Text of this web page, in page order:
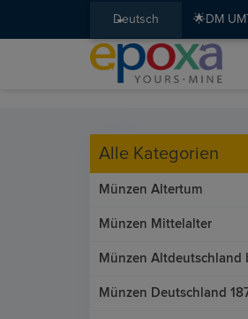
Deutsch 🌟DM
Alle Kategorien
Münzen Altertum
Münzen Mittelalter
Münzen Altdeutschland
Münzen Deutschland